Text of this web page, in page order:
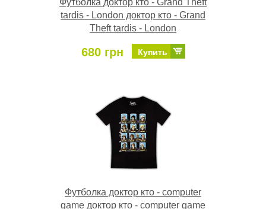
Футболка доктор кто - Grand Theft
tardis - London доктор кто - Grand
Theft tardis - London
680 грн Купить
Футболка доктор кто - computer
game доктор кто - computer game